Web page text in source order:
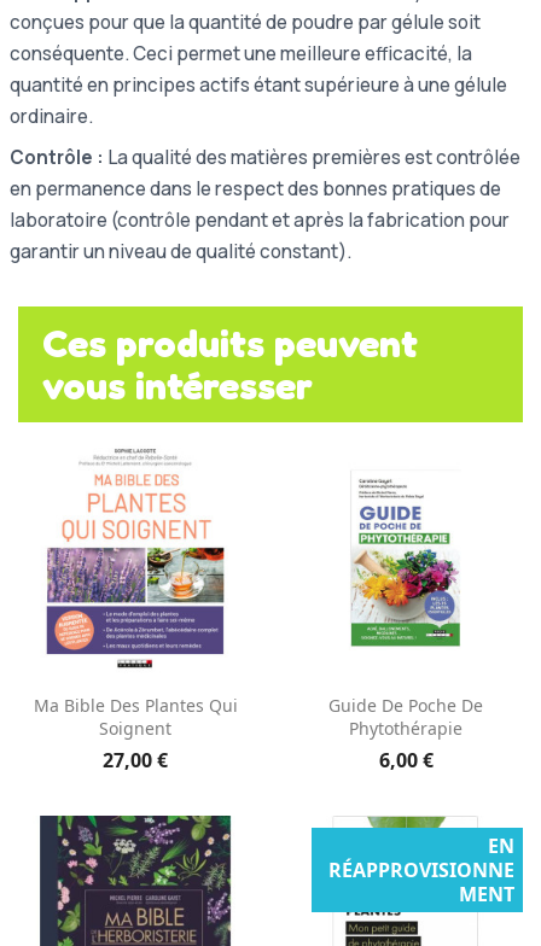
conçues pour que la quantité de poudre par gélule soit
conséquente. Ceci permet une meilleure efficacité, la
quantité en principes actifs étant supérieure à une gélule
ordinaire.
Contrôle : La qualité des matières premières est contrôlée
en permanence dans le respect des bonnes pratiques de
laboratoire (contrôle pendant et après la fabrication pour
garantir un niveau de qualité constant).
Ces produits peuvent
vous intéresser
Ma Bible Des Plantes Qui
Soignent
27,00 €
Guide De Poche De
Phytothérapie
6,00 €
EN
RÉAPPROVISIONNE
MENT